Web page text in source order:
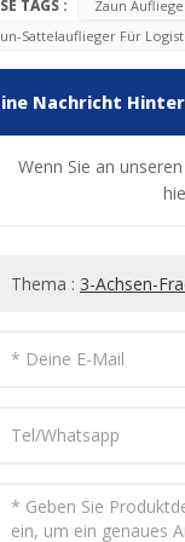
TAGS : Zaun
Sattelauflieger Für
Nachricht
Wenn Sie an
Thema : 3-Achsen-